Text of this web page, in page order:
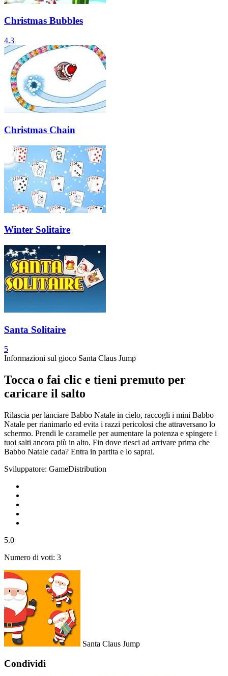
Christmas Bubbles
4.3
Christmas Chain
Winter Solitaire
Santa Solitaire
5
Informazioni sul gioco Santa Claus Jump
Tocca o fai clic e tieni premuto per
caricare il salto
Rilascia per lanciare Babbo Natale in cielo, raccogli i mini Babbo
Natale per rianimarlo ed evita i razzi pericolosi che attraversano lo
schermo. Prendi le caramelle per aumentare la potenza e spingere i
tuoi salti ancora più in alto. Fin dove riesci ad arrivare prima che
Babbo Natale cada? Entra in partita e lo saprai.
Sviluppatore: GameDistribution
5.0
Numero di voti: 3
Santa Claus Jump
Condividi